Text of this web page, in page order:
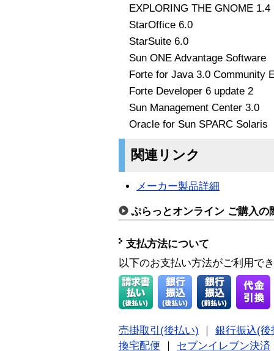
EXPLORING THE GNOME 1.4
StarOffice 6.0
StarSuite 6.0
Sun ONE Advantage Software
Forte for Java 3.0 Community
Forte Developer 6 update 2
Sun Management Center 3.0
Oracle for Sun SPARC Solaris
関連リンク
メーカー製品詳細
ぷらっとオンライン ご購入の
支払方法について
以下のお支払い方法がご利用で
売掛取引(後払い)
銀行振込(後
換宅配便
セブンイレブン決済